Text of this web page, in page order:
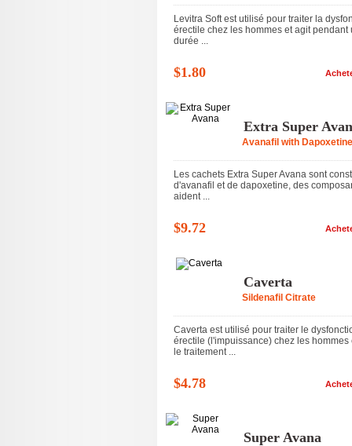
Levitra Soft est utilisé pour traiter la
érectile chez les hommes et agit pendant
durée ...
$1.80
Extra Super
Avanafil with Dapoxetine
Les cachets Extra Super Avana sont
d'avanafil et de dapoxetine, des
aident ...
$9.72
Caverta
Sildenafil Citrate
Caverta est utilisé pour traiter le
érectile (l'impuissance) chez les hommes
le traitement ...
$4.78
Super Avana